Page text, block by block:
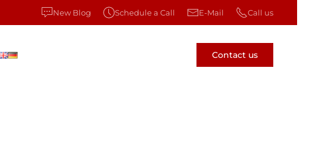
New Blog Schedule a Call E-Mail Call us
Contact us